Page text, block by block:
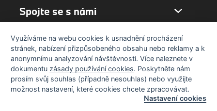
Spojte se s námi
Využíváme na webu cookies k usnadnění procházení
stránek, nabízení přizpůsobeného obsahu nebo reklamy a k
anonymnímu analyzování návštěvnosti. Více naleznete v
dokumentu zásady používání cookies. Poskytněte nám
prosím svůj souhlas (případně nesouhlas) nebo využijte
možnost nastavení, které cookies chcete zpracovávat.
Nastavení cookies